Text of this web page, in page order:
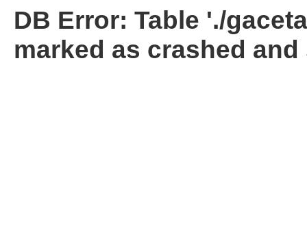
DB Error: Table './
marked as crashed